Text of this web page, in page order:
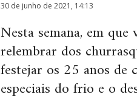
30 de junho de 2021, 14:13
Nesta semana, em
relembrar dos
festejar os 25 anos de
especiais do frio e o